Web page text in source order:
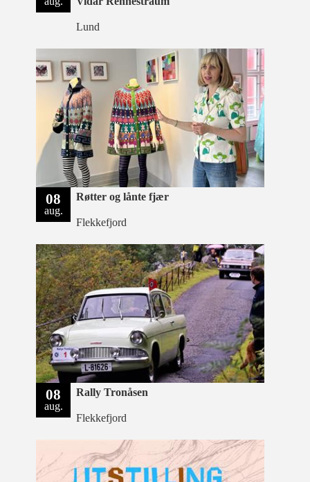
Lund
08
aug.
Røtter og lånte fjær
Flekkefjord
08
aug.
Rally Tronåsen
Flekkefjord